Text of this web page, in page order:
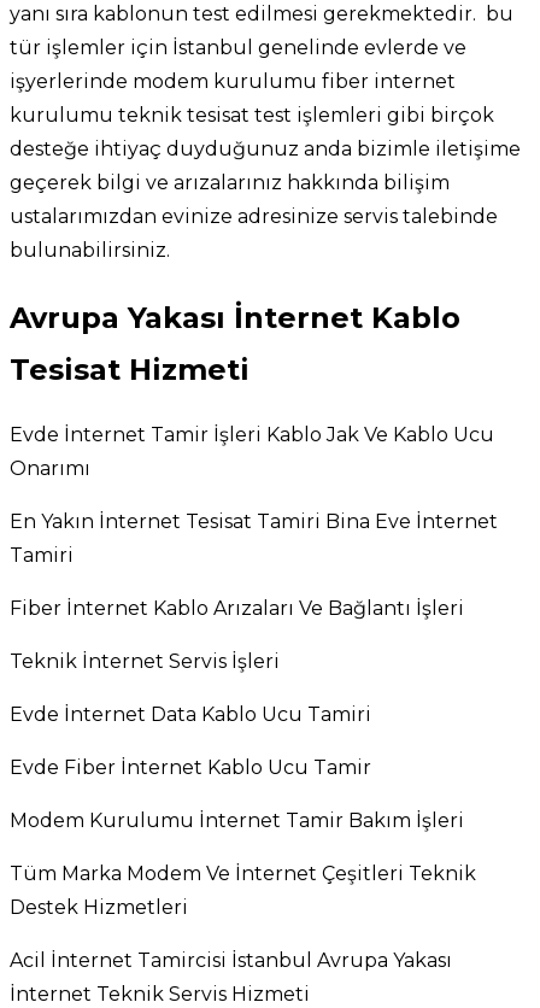
yanı sıra kablonun test edilmesi gerekmektedir. bu
tür işlemler için İstanbul genelinde evlerde ve
işyerlerinde modem kurulumu fiber internet
kurulumu teknik tesisat test işlemleri gibi birçok
desteğe ihtiyaç duyduğunuz anda bizimle iletişime
geçerek bilgi ve arızalarınız hakkında bilişim
ustalarımızdan evinize adresinize servis talebinde
bulunabilirsiniz.
Avrupa Yakası İnternet Kablo
Tesisat Hizmeti
Evde İnternet Tamir İşleri Kablo Jak Ve Kablo Ucu
Onarımı
En Yakın İnternet Tesisat Tamiri Bina Eve İnternet
Tamiri
Fiber İnternet Kablo Arızaları Ve Bağlantı İşleri
Teknik İnternet Servis İşleri
Evde İnternet Data Kablo Ucu Tamiri
Evde Fiber İnternet Kablo Ucu Tamir
Modem Kurulumu İnternet Tamir Bakım İşleri
Tüm Marka Modem Ve İnternet Çeşitleri Teknik
Destek Hizmetleri
Acil İnternet Tamircisi İstanbul Avrupa Yakası
İnternet Teknik Servis Hizmeti